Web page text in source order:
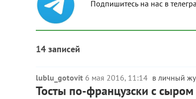
Подпишитесь на нас в
14 записей
lublu_gotovit 6 мая 2016, 11:14 в личный
Тосты по-французски с